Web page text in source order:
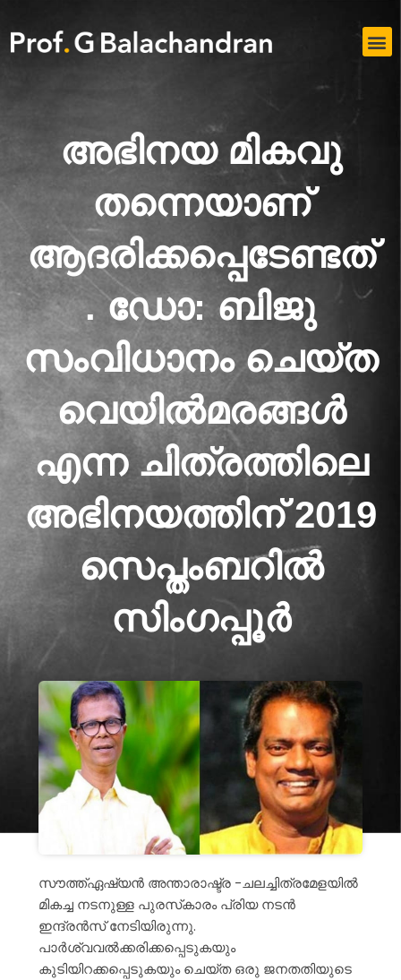
content
അഭിനയ മികവു
തന്നെയാണ്
ആദരിക്കപ്പെടേണ്ടത്
. ഡോ: ബിജു
സംവിധാനം ചെയ്ത
വെയിൽമരങ്ങൾ
എന്ന ചിത്രത്തിലെ
അഭിനയത്തിന് 2019
സെപ്തംബറിൽ
സിംഗപ്പൂർ
സൗത്ത്ഏഷ്യൻ അന്താരാഷ്ട്ര -ചലച്ചിത്രമേളയിൽ
മികച്ച നടനുള്ള പുരസ്‌കാരം പ്രിയ നടൻ
ഇന്ദ്രൻസ് നേടിയിരുന്നു.
പാർശ്വവൽക്കരിക്കപ്പെടുകയും
കുടിയിറക്കപ്പെടുകയും ചെയ്ത ഒരു ജനതതിയുടെ